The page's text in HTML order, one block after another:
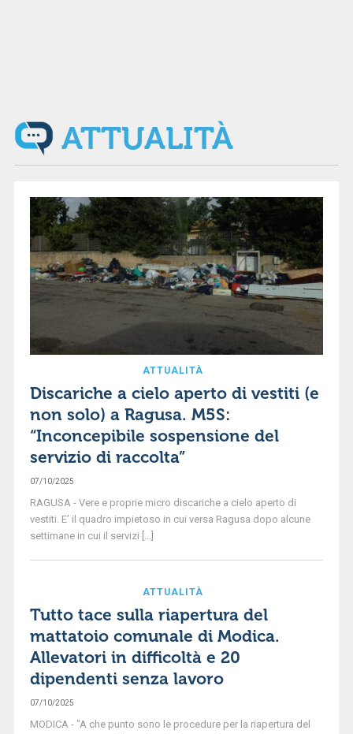
ATTUALITÀ
ATTUALITÀ
Discariche a cielo aperto di vestiti (e
non solo) a Ragusa. M5S:
“Inconcepibile sospensione del
servizio di raccolta”
07/10/2025
RAGUSA - Vere e proprie micro discariche a cielo aperto di
vestiti. E’ il quadro impietoso in cui versa Ragusa dopo alcune
settimane in cui il servizi [...]
ATTUALITÀ
Tutto tace sulla riapertura del
mattatoio comunale di Modica.
Allevatori in difficoltà e 20
dipendenti senza lavoro
07/10/2025
MODICA - "A che punto sono le procedure per la riapertura del